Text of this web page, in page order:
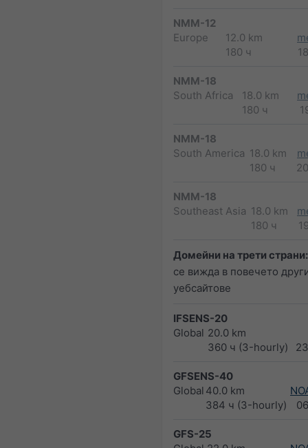
NMM-12
Europe
12.0 km
180 ч
NMM-18
South Africa
18.0 km
180 ч
NMM-18
South America 18.0 km
180 ч
NMM-18
Southeast Asia 18.0 km
180 ч
Домейни на трети страни:
се вижда в повечето
уебсайтове
IFSENS-20
Global 20.0 km
360 ч (3-hourly)
GFSENS-40
Global 40.0 km
384 ч (3-hourly)
GFS-25